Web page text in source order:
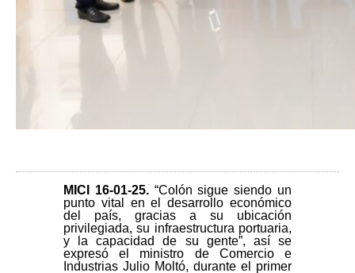
MICI 16-01-25. “Colón sigue siendo un
punto vital en el desarrollo económico
del país, gracias a su ubicación
privilegiada, su infraestructura portuaria,
y la capacidad de su gente”, así se
expresó el ministro de Comercio e
Industrias Julio Moltó, durante el primer